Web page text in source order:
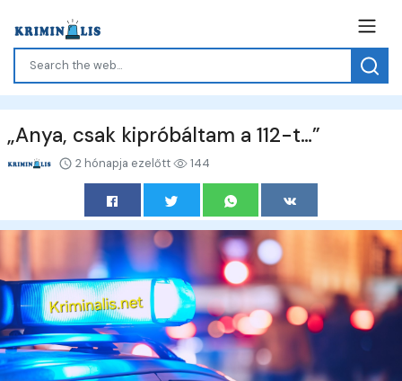
„Anya, csak kipróbáltam a 112-t…”
2 hónapja ezelőtt 144